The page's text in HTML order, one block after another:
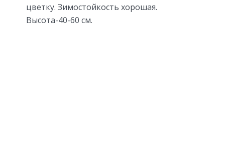
цветку. Зимостойкость хоро­шая.
Высота-40-60 см.